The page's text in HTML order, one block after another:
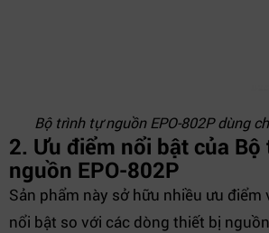
Bộ trình tự nguồn EPO-802P dùng
2. Ưu điểm nổi bật của
nguồn EPO-802P
Sản phẩm này sở hữu nhiều ưu
nổi bật so với các dòng thiết bị